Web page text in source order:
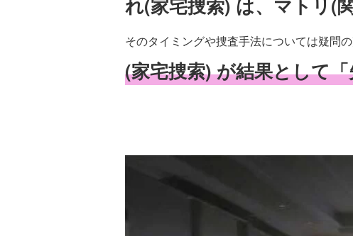
れ(家宅捜索) は、マトリ(
そのタイミングや捜査手法については疑問
(家宅捜索) が結果として